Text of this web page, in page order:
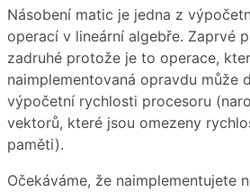
Násobení matic je jedna z
operací v lineární algebře. Zaprvé
zadruhé protože je to operace,
naimplementovaná opravdu může
výpočetní rychlosti procesoru
vektorů, které jsou omezeny
paměti).
Očekáváme, že naimplementujete